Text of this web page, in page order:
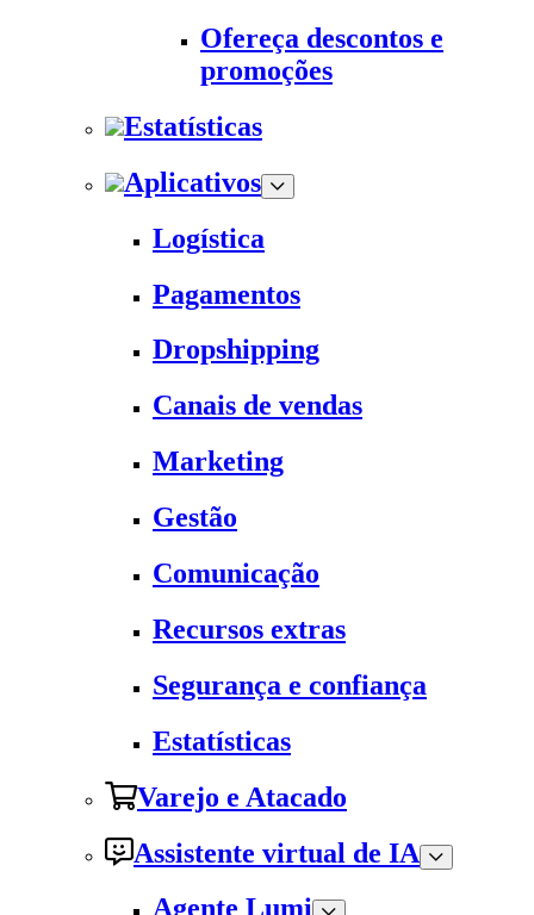
Ofereça descontos e
promoções
Estatísticas
Aplicativos
Logística
Pagamentos
Dropshipping
Canais de vendas
Marketing
Gestão
Comunicação
Recursos extras
Segurança e confiança
Estatísticas
Varejo e Atacado
Assistente virtual de IA
Agente Lumi